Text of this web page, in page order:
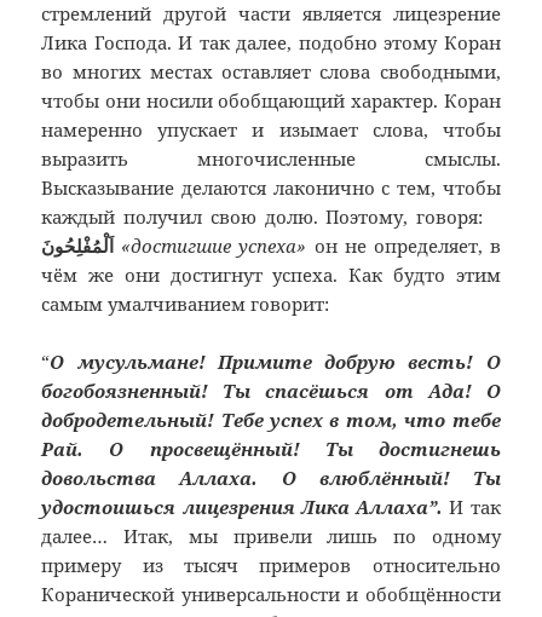
стремлений другой части является лицезрение
Лика Господа. И так далее, подобно этому Коран
во многих местах оставляет слова свободными,
чтобы они носили обобщающий характер. Коран
намеренно упускает и изымает слова, чтобы
выразить многочисленные смыслы.
Высказывание делаются лаконично с тем, чтобы
каждый получил свою долю. Поэтому, говоря:
اَلْمُفْلِحُونَ «достигшие успеха» он не определяет, в
чём же они достигнут успеха. Как будто этим
самым умалчиванием говорит:
“О мусульмане! Примите добрую весть! О
богобоязненный! Ты спасёшься от Ада! О
добродетельный! Тебе успех в том, что тебе
Рай. О просвещённый! Ты достигнешь
довольства Аллаха. О влюблённый! Ты
удостоишься лицезрения Лика Аллаха”. И так
далее… Итак, мы привели лишь по одному
примеру из тысяч примеров относительно
Коранической универсальности и обобщённости